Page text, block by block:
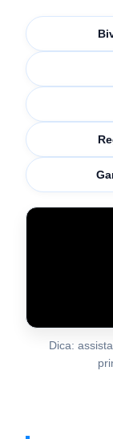
Dica: